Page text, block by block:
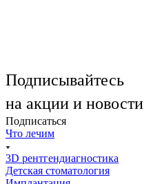
Подписывайтесь
на акции и новости
Подписаться
Что лечим
3D рентгендиагностика
Детская стоматология